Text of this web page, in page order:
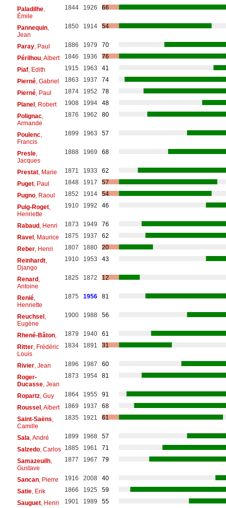
Paladilhe,
Émile
1844 1926 66
Pannequin,
Jean
1850 1914 54
Paray, Paul 1886 1979
70
Périlhou, Albert 1846 1936
76
Piaf, Edith 1915 1963
41
Pierné, Gabriel 1863 1937
74
Pierné, Paul 1874 1952
78
Planel, Robert 1908 1994
48
Polignac,
Armande
1876 1962 80
Poulenc,
Francis
1899 1963 57
Presle,
Jacques
1888 1969 68
Prestat, Marie 1871 1933
62
Puget, Paul 1848 1917
57
Pugno, Raoul 1852 1914
54
Puig-Roget,
Henriette
1910 1992 46
Rabaud, Henri 1873 1949
76
Ravel, Maurice 1875 1937
62
Reber, Henri 1807 1880
20
Reinhardt,
Django
1910 1953 43
Renard,
Antoine
1825 1872 12
Renié,
Henriette
1875 1956 81
Reuchsel,
Eugène
1900 1988 56
Rhené-Bâton, 1879 1940
61
Ritter, Frédéric
Louis
1834 1891 31
Rivier, Jean 1896 1987
60
Roger-
Ducasse, Jean
1873 1954 81
Ropartz, Guy 1864 1955
91
Roussel, Albert 1869 1937
68
Saint-Saëns
Camille
1835 1921 61
Sala , André 1899 1968
57
Salzedo, Carlos 1885 1961
71
Samazeuilh,
Gustave
1877 1967 79
Sancan, Pierre 1916 2008
40
Satie, Erik 1866 1925
59
Sauguet, Henri 1901 1989 55